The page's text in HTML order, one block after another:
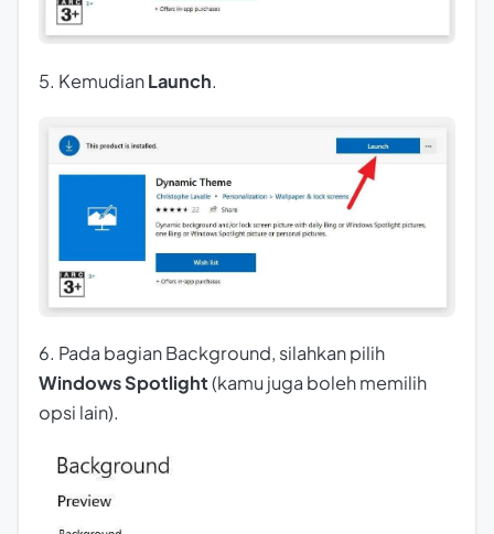
5. KemudianLaunch.
6. Pada bagian Background, silahkan pilih
Windows Spotlight(kamu juga boleh memilih
opsi lain).